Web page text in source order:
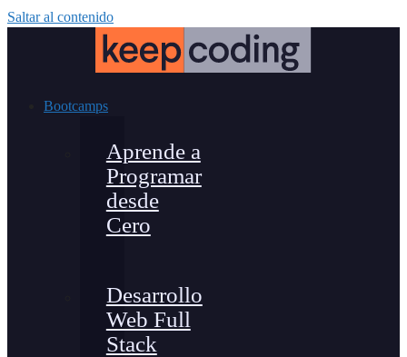
Saltar al contenido
Bootcamps
Aprende a
Programar
desde
Cero
Desarrollo
Web Full
Stack